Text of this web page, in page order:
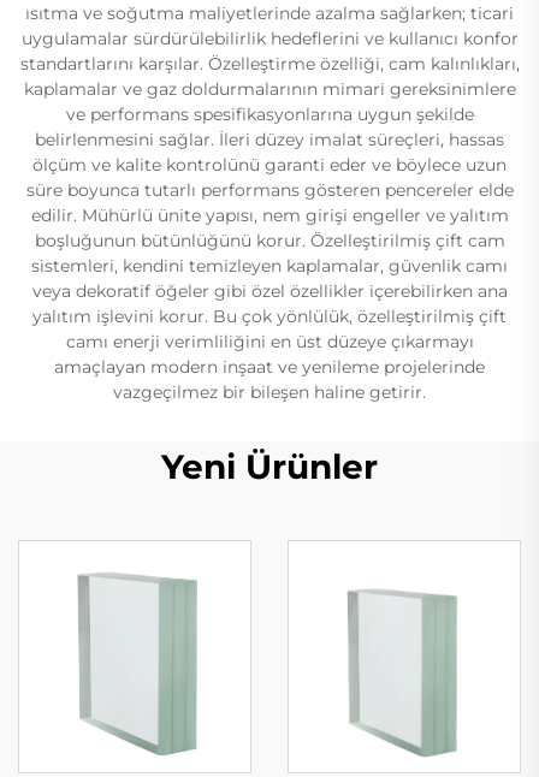
ısıtma ve soğutma maliyetlerinde azalma sağlarken; ticari
uygulamalar sürdürülebilirlik hedeflerini ve kullanıcı konfor
standartlarını karşılar. Özelleştirme özelliği, cam kalınlıkları,
kaplamalar ve gaz doldurmalarının mimari gereksinimlere
ve performans spesifikasyonlarına uygun şekilde
belirlenmesini sağlar. İleri düzey imalat süreçleri, hassas
ölçüm ve kalite kontrolünü garanti eder ve böylece uzun
süre boyunca tutarlı performans gösteren pencereler elde
edilir. Mühürlü ünite yapısı, nem girişi engeller ve yalıtım
boşluğunun bütünlüğünü korur. Özelleştirilmiş çift cam
sistemleri, kendini temizleyen kaplamalar, güvenlik camı
veya dekoratif öğeler gibi özel özellikler içerebilirken ana
yalıtım işlevini korur. Bu çok yönlülük, özelleştirilmiş çift
camı enerji verimliliğini en üst düzeye çıkarmayı
amaçlayan modern inşaat ve yenileme projelerinde
vazgeçilmez bir bileşen haline getirir.
Yeni Ürünler